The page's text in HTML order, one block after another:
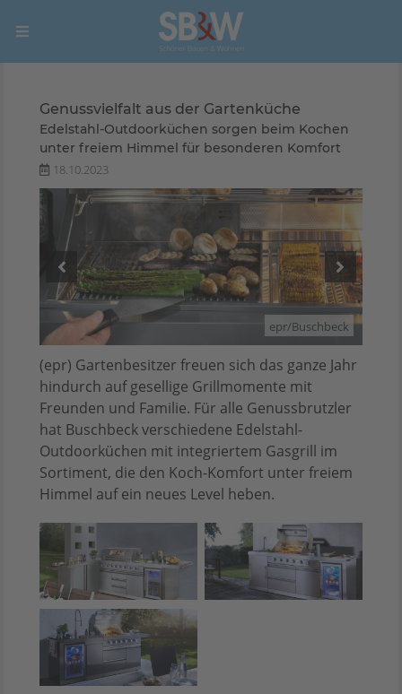
Genussvielfalt aus der Gartenküche
Edelstahl-Outdoorküchen sorgen beim Kochen
unter freiem Himmel für besonderen Komfort
18.10.2023
epr/Buschbeck
(epr) Gartenbesitzer freuen sich das ganze Jahr
hindurch auf gesellige Grillmomente mit
Freunden und Familie. Für alle Genussbrutzler
hat Buschbeck verschiedene Edelstahl-
Outdoorküchen mit integriertem Gasgrill im
Sortiment, die den Koch-Komfort unter freiem
Himmel auf ein neues Level heben.